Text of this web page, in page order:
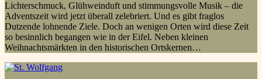
Lichterschmuck, Glühweinduft und stimmungsvolle Musik – die
Adventszeit wird jetzt überall zelebriert. Und es gibt fraglos
Dutzende lohnende Ziele. Doch an wenigen Orten wird diese Zeit
so besinnlich begangen wie in der Eifel. Neben kleinen
Weihnachtsmärkten in den historischen Ortskernen…